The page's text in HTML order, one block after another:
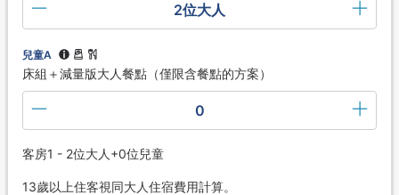
2位大人
兒童A
床組＋減量版大人餐點（僅限含餐點的方案）
0
客房1 - 2位大人+0位兒童
13歲以上住客視同大人住宿費用計算。